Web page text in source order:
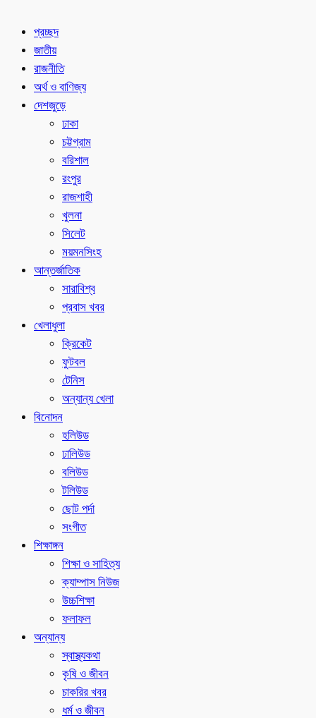
প্রচ্ছদ
জাতীয়
রাজনীতি
অর্থ ও বাণিজ্য
দেশজুড়ে
ঢাকা
চট্টগ্রাম
বরিশাল
রংপুর
রাজশাহী
খুলনা
সিলেট
ময়মনসিংহ
আন্তর্জাতিক
সারাবিশ্ব
প্রবাস খবর
খেলাধুলা
ক্রিকেট
ফুটবল
টেনিস
অন্যান্য খেলা
বিনোদন
হলিউড
ঢালিউড
বলিউড
টলিউড
ছোট পর্দা
সংগীত
শিক্ষাঙ্গন
শিক্ষা ও সাহিত্য
ক্যাম্পাস নিউজ
উচ্চশিক্ষা
ফলাফল
অন্যান্য
স্বাস্থ্যকথা
কৃষি ও জীবন
চাকরির খবর
ধর্ম ও জীবন